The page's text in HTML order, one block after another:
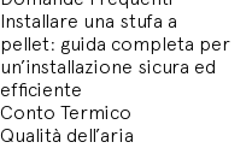
Installare una stufa a
pellet: guida completa per
un’installazione sicura ed
efficiente
Conto Termico
Qualità dell’aria